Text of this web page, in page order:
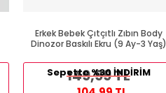
Erkek Bebek Çıtçıtlı Zıbın Body
Dinozor Baskılı Ekru (9 Ay-3 Yaş)
149,99 TL
Sepette %30 İNDİRİM